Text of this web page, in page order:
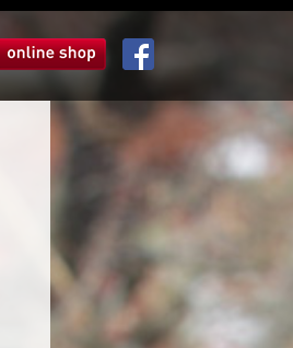
オンラインショップ